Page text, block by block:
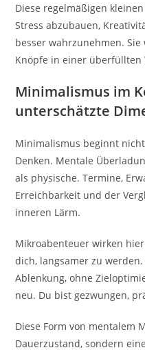
Diese regelmäßigen
Stress abzubauen,
besser wahrzunehmen.
Knöpfe in einer überfüllten
Minimalismus im
unterschätzte
Minimalismus beginnt
Denken. Mentale
als physische. Termine,
Erreichbarkeit und der
inneren Lärm.
Mikroabenteuer wirken
dich, langsamer zu
Ablenkung, ohne
neu. Du bist gezwungen,
Diese Form von mentalem
Dauerzustand, sondern